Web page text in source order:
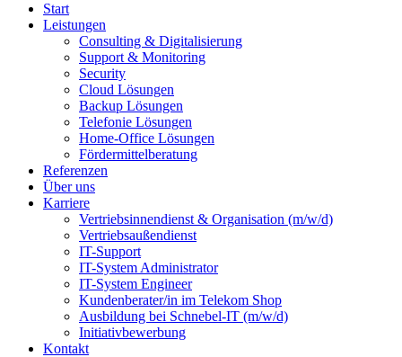
Start
Leistungen
Consulting & Digitalisierung
Support & Monitoring
Security
Cloud Lösungen
Backup Lösungen
Telefonie Lösungen
Home-Office Lösungen
Fördermittelberatung
Referenzen
Über uns
Karriere
Vertrieb­sinnen­dienst & Organisation (m/w/d)
Vertriebsaußendienst
IT-Support
IT-System Administrator
IT-System Engineer
Kunden­berater/in im Telekom Shop
Ausbildung bei Schnebel-IT (m/w/d)
Initiativ­bewerbung
Kontakt